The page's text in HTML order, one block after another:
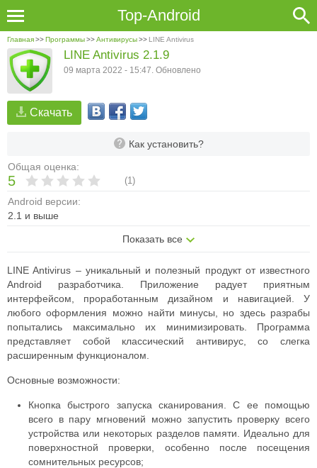
Top-Android
Главная>>Программы>>Антивирусы>> LINE Antivirus
Скачать
Как установить?
Общая оценка:
5 (1)
Android версии:
2.1 и выше
Показать все
LINE Antivirus 2.1.9
09 марта 2022 - 15:47. Обновлено
LINE Antivirus – уникальный и полезный продукт от известного
Android разработчика. Приложение радует приятным
интерфейсом, проработанным дизайном и навигацией. У
любого оформления можно найти минусы, но здесь разрабы
попытались максимально их минимизировать. Программа
представляет собой классический антивирус, со слегка
расширенным функционалом.
Основные возможности:
Кнопка быстрого запуска сканирования. С ее помощью
всего в пару мгновений можно запустить проверку всего
устройства или некоторых разделов памяти. Идеально для
поверхностной проверки, особенно после посещения
сомнительных ресурсов;